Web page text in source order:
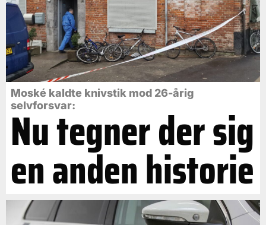
Moské kaldte knivstik mod 26-årig
selvforsvar:
Nu tegner der sig
en anden historie